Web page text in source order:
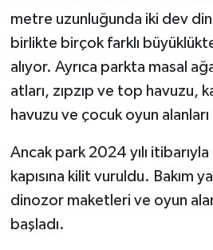
metre uzunluğunda iki dev
birlikte birçok farklı
alıyor. Ayrıca parkta masal
atları, zıpzıp ve top havuzu,
havuzu ve çocuk oyun
Ancak park 2024 yılı
kapısına kilit vuruldu. Bakım
dinozor maketleri ve oyun
başladı.